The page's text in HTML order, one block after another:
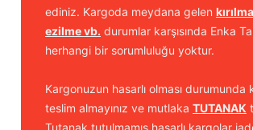
ediniz. Kargoda meydana gelen
ezilme vb. durumlar karşısında Enka
herhangi bir sorumluluğu yoktur.
Kargonuzun hasarlı olması durumunda
teslim almayınız ve mutlaka TUTANAK
Tutanak tutulmamış hasarlı kargolar